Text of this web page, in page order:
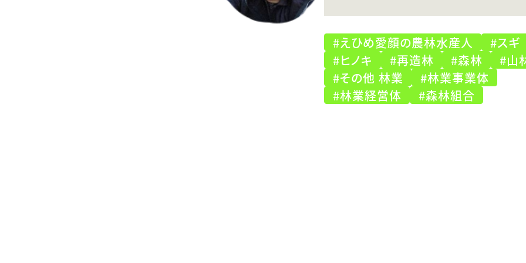
#えひめ愛顔の農林水産人
#スギ
#ヒノキ
#再造林 #森林
#山
#その他 林業
#林業事業体
#林業経営体
#森林組合